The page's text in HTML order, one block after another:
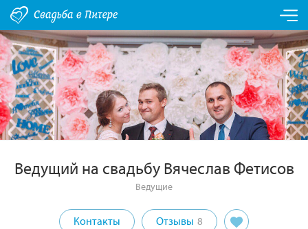
Ведущий на свадьбу Вячеслав Фетисов
Ведущие
Контакты Отзывы 8